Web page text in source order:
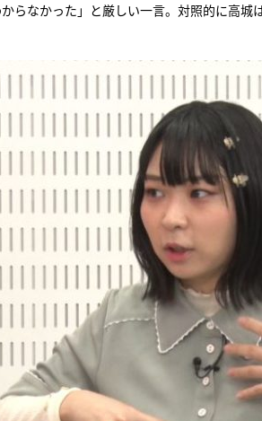
からなかった」と厳しい一言。対照的に高